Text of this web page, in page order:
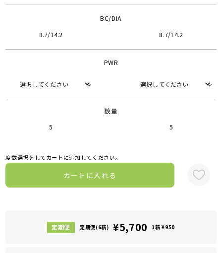
BC/DIA
8.7/14.2 8.7/14.2
PWR
数量
5 5
度数選択をしてカートに追加してください。
カートに入れる
定期便(6箱) ¥5,700 1箱 ¥950